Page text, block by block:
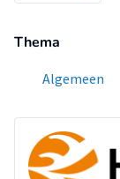
Thema
Algemeen